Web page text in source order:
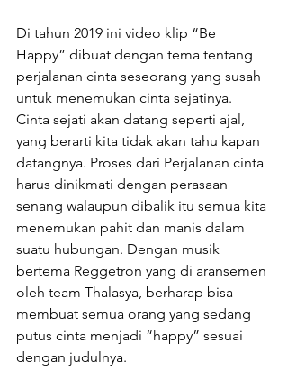
Di tahun 2019 ini video klip “Be
Happy” dibuat dengan tema tentang
perjalanan cinta seseorang yang susah
untuk menemukan cinta sejatinya.
Cinta sejati akan datang seperti ajal,
yang berarti kita tidak akan tahu kapan
datangnya. Proses dari Perjalanan cinta
harus dinikmati dengan perasaan
senang walaupun dibalik itu semua kita
menemukan pahit dan manis dalam
suatu hubungan. Dengan musik
bertema Reggetron yang di aransemen
oleh team Thalasya, berharap bisa
membuat semua orang yang sedang
putus cinta menjadi “happy” sesuai
dengan judulnya.